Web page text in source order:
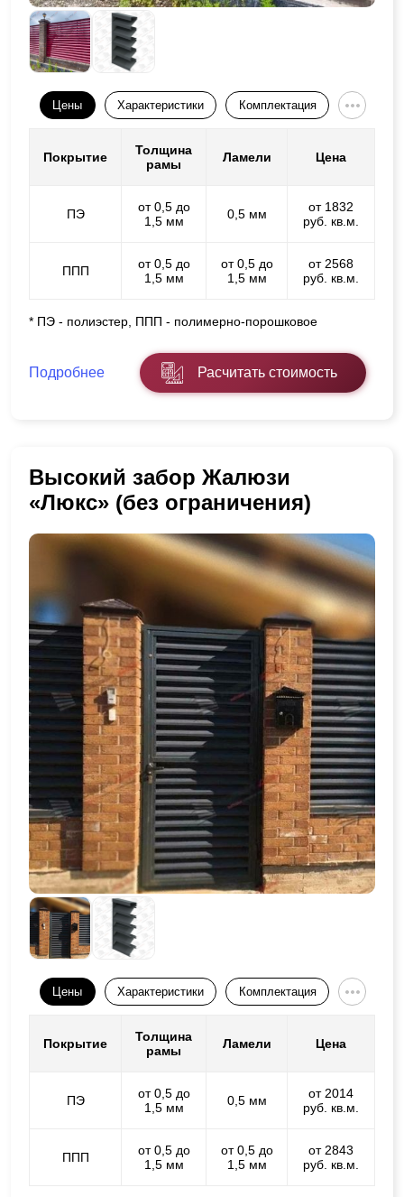
Цены Характеристики Комплектация
Покрытие
Толщина
рамы
Ламели Цена
ПЭ
от 0,5 до
1,5 мм
0,5 мм
от 1832
руб. кв.м.
ППП
от 0,5 до
1,5 мм
от 0,5 до
1,5 мм
от 2568
руб. кв.м.
* ПЭ - полиэстер, ППП - полимерно-порошковое
Подробнее Расчитать стоимость
Высокий забор Жалюзи
«Люкс» (без ограничения)
Цены Характеристики Комплектация
Покрытие
Толщина
рамы
Ламели Цена
ПЭ
от 0,5 до
1,5 мм
0,5 мм
от 2014
руб. кв.м.
ППП
от 0,5 до
1,5 мм
от 0,5 до
1,5 мм
от 2843
руб. кв.м.